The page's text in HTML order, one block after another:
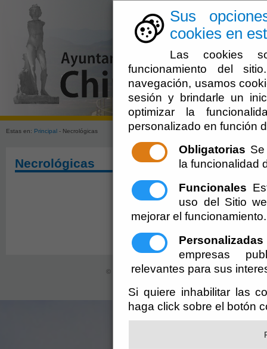
Sus
cookies en
Las cookies
funcionamiento del
navegación, usamos
sesión y brindarle un
optimizar la
personalizado en función
Obligatorias
la funcionalidad
Funcionales
uso del Sitio
mejorar el funcionamiento.
Personalizadas
empresas
relevantes para sus
Si quiere inhabilitar las
haga click sobre el botón
Estas en: Principal - Necrológicas
Necrológicas
© Ayuntamiento de Chirivel (CIF: P-0403700-H)-